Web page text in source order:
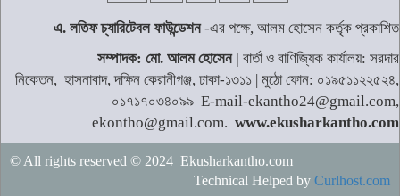
এ. লতিফ চ্যারিটেবল ফাউন্ডেশন-এর পক্ষে, আলম হোসেন কর্তৃক প্রকাশিত
সম্পাদক: মো. আলম হোসেন | বার্তা ও বাণিজ্যিক কার্যালয়: সরদার
নিকেতন, হাসনাবাদ, দক্ষিন কেরানীগঞ্জ, ঢাকা-১৩১১ | মুঠো ফোন: ০১৯৫১১২২৫২৪,
০১৭১৭০৩৪০৯৯ E-mail-ekantho24@gmail.com,
ekontho@gmail.com. www.ekusharkantho.com
© All rights reserved © 2024 Ekusharkantho.com
Technical Helped by Curlhost.com